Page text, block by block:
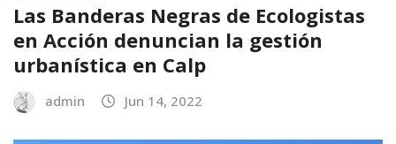
Las Banderas Negras de Ecologistas
en Acción denuncian la gestión
urbanística en Calp
admin Jun 14, 2022